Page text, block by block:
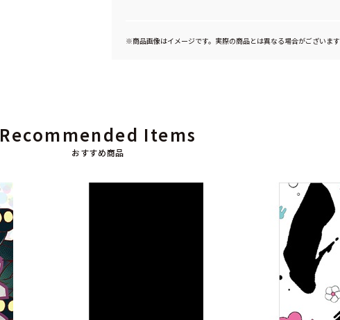
※商品画像はイメージです。実際の商品とは異なる場合がございます
おすすめ商品
Recommended Items